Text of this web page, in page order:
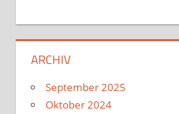
ARCHIV
September 2025
Oktober 2024